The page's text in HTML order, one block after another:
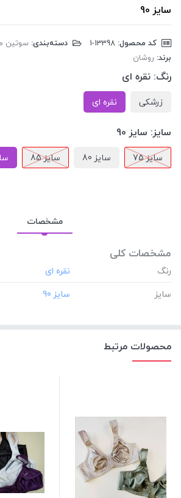
سایز 90
کد محصول: دسته‌بندی: سوتین
برند: روشان
رنگ: نقره ای
زرشکی نقره ای
سایز: سایز 90
سایز 75 سایز 80 سایز 85
مشخصات
مشخصات کلی
رنگ
سایز
محصولات مرتبط